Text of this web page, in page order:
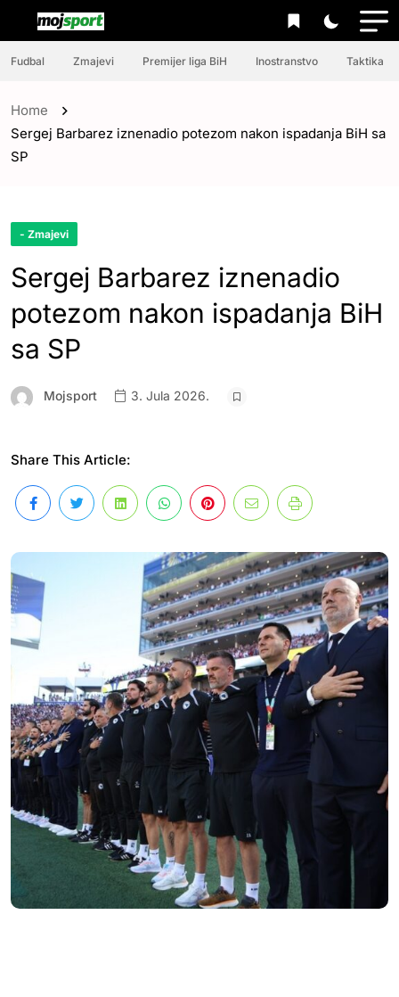
Fudbal Zmajevi Premijer liga BiH Inostranstvo Taktika
Home
Sergej Barbarez iznenadio potezom nakon ispadanja BiH sa
SP
- Zmajevi
Sergej Barbarez iznenadio
potezom nakon ispadanja BiH
sa SP
Mojsport 3. Jula 2026.
Share This Article: